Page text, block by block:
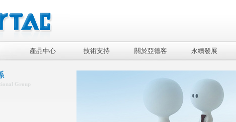
產品中心 技術支持 關於亞德客 永續發展
Group